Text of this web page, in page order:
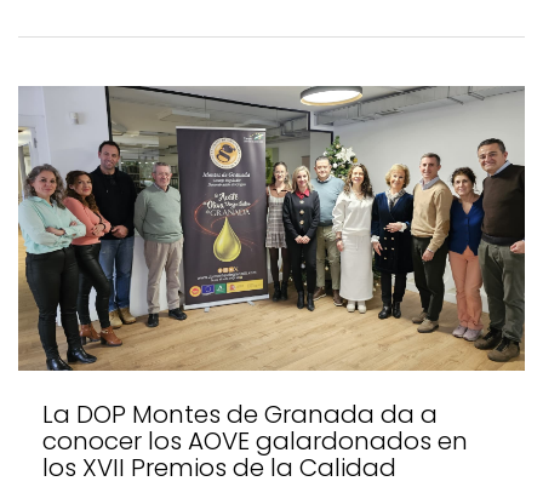
La DOP Montes de Granada da a
conocer los AOVE galardonados en
los XVII Premios de la Calidad